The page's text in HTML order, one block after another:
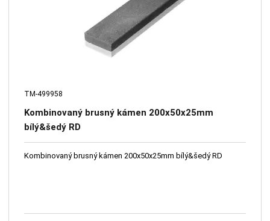
TM-499958
Kombinovaný brusný kámen 200x50x25mm
bílý&šedý RD
Kombinovaný brusný kámen 200x50x25mm bílý&šedý RD